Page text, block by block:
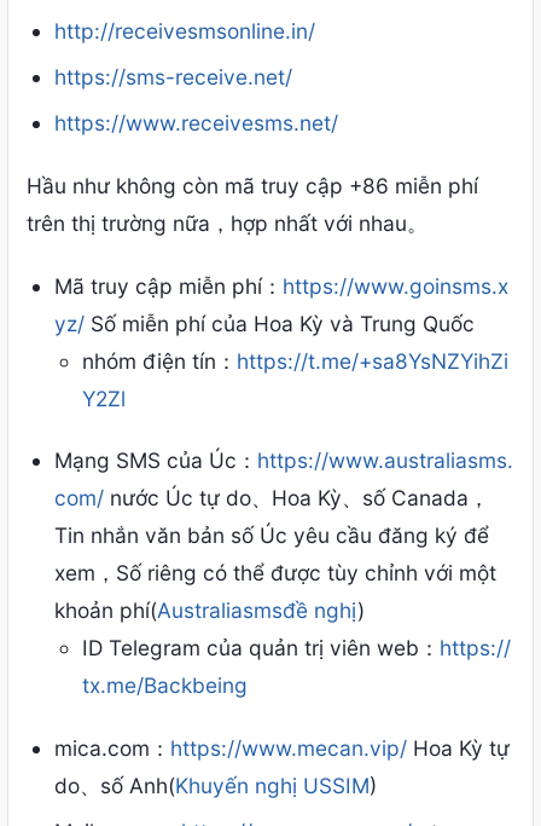
http://receivesmsonline.in/
https://sms-receive.net/
https://www.receivesms.net/
Hầu như không còn mã truy cập +86 miễn phí
trên thị trường nữa，hợp nhất với nhau。
Mã truy cập miễn phí： https://www.goinsms.x
yz/ Số miễn phí của Hoa Kỳ và Trung Quốc
nhóm điện tín： https://t.me/+sa8YsNZYihZi
Y2Zl
Mạng SMS của Úc： https://www.australiasms.
com/ nước Úc tự do、Hoa Kỳ、số Canada，
Tin nhắn văn bản số Úc yêu cầu đăng ký để
xem，Số riêng có thể được tùy chỉnh với một
khoản phí(Australiasmsđề nghị)
ID Telegram của quản trị viên web： https://
tx.me/Backbeing
mica.com： https://www.mecan.vip/ Hoa Kỳ tự
do、số Anh(Khuyến nghị USSIM)